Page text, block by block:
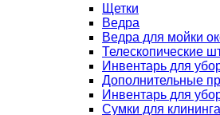
Щетки
Ведра
Ведра для мойки
Телескопические
Инвентарь для
Дополнительные
Инвентарь для
Сумки для клининга